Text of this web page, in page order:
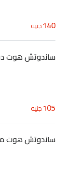
140جنيه
ساندوتش هوت
105جنيه
ساندوتش هوت